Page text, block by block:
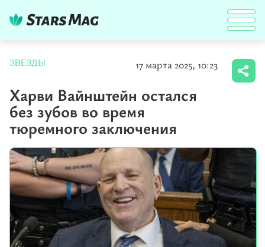
ЗВЕЗДЫ 17 марта 2025, 10:23
Харви Вайнштейн остался
без зубов во время
тюремного заключения